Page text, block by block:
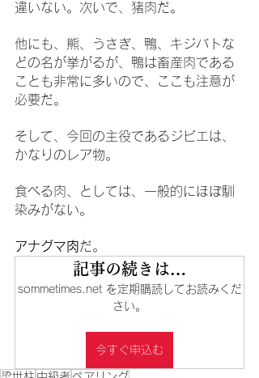
違いない。次いで、猪肉だ。
他にも、熊、うさぎ、鴨、キジバトな
どの名が挙がるが、鴨は畜産肉である
ことも非常に多いので、ここも注意が
必要だ。
そして、今回の主役であるジビエは、
かなりのレア物。
食べる肉、としては、一般的にほぼ馴
染みがない。
アナグマ肉だ。
記事の続きは…
sommetimes.net を定期購読してお読みくだ
さい。
今すぐ申込む